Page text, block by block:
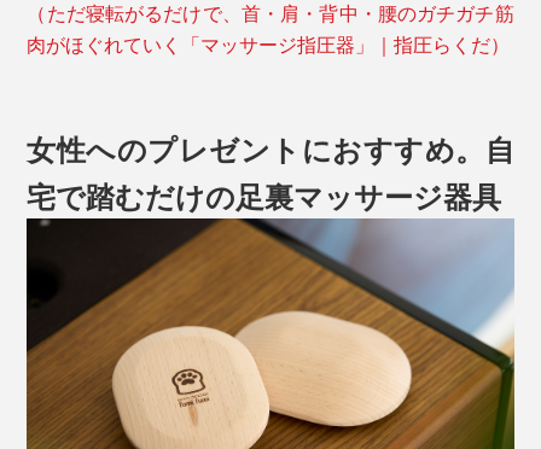
（ただ寝転がるだけで、首・肩・背中・腰のガチガチ筋
肉がほぐれていく「マッサージ指圧器」｜指圧らくだ）
女性へのプレゼントにおすすめ。自
宅で踏むだけの足裏マッサージ器具